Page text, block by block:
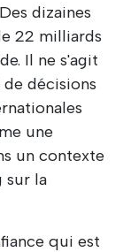
dizaines
22 milliards
Il ne s'agit
de décisions
une
un contexte
sur la
qui est